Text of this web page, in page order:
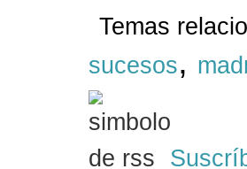
Temas
sucesos,